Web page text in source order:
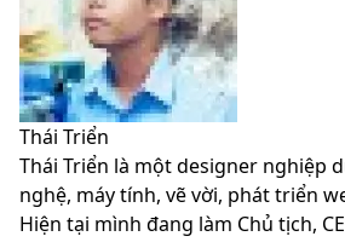
Thái Triển
Thái Triển là một designer nghiệp
nghệ, máy tính, vẽ vời, phát triển
Hiện tại mình đang làm Chủ tịch,